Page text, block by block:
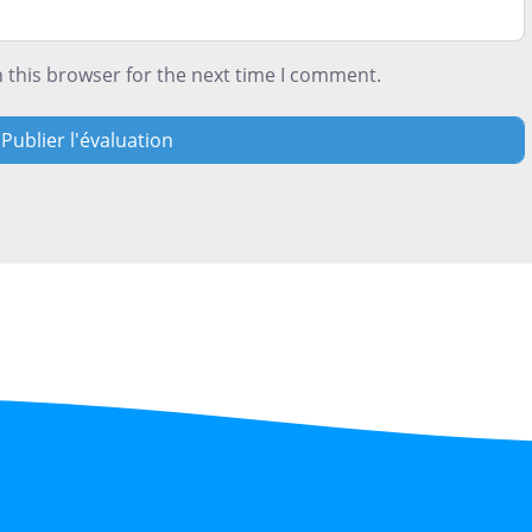
this browser for the next time I comment.